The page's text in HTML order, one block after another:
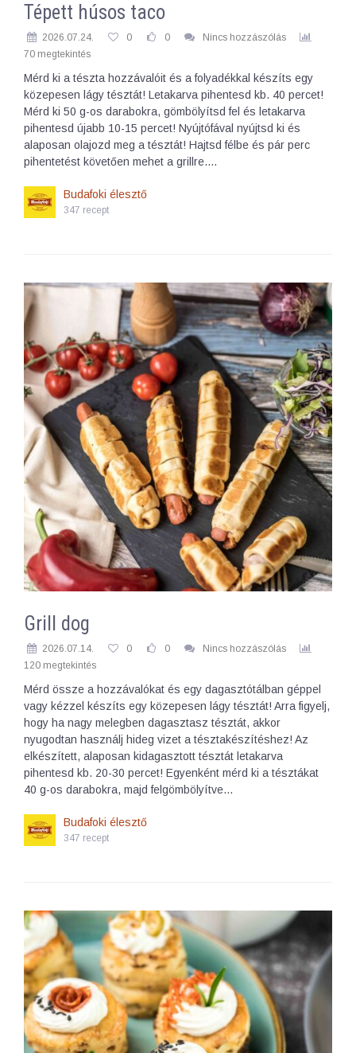
Tépett húsos taco
2026.07.24. 0 0
Nincs hozzászólás
70 megtekintés
Mérd ki a tészta hozzávalóit és a folyadékkal készíts egy
közepesen lágy tésztát! Letakarva pihentesd kb. 40 percet!
Mérd ki 50 g-os darabokra, gömbölyítsd fel és letakarva
pihentesd újabb 10-15 percet! Nyújtófával nyújtsd ki és
alaposan olajozd meg a tésztát! Hajtsd félbe és pár perc
pihentetést követően mehet a grillre.…
Budafoki élesztő
347 recept
Grill dog
2026.07.14. 0 0
Nincs hozzászólás
120 megtekintés
Mérd össze a hozzávalókat és egy dagasztótálban géppel
vagy kézzel készíts egy közepesen lágy tésztát! Arra figyelj,
hogy ha nagy melegben dagasztasz tésztát, akkor
nyugodtan használj hideg vizet a tésztakészítéshez! Az
elkészített, alaposan kidagasztott tésztát letakarva
pihentesd kb. 20-30 percet! Egyenként mérd ki a tésztákat
40 g-os darabokra, majd felgömbölyítve…
Budafoki élesztő
347 recept